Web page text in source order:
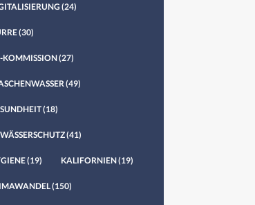
(24)
(30)
KOMMISSION(27)
(49)
(18)
(41)
(19) KALIFORNIEN(19)
(150)